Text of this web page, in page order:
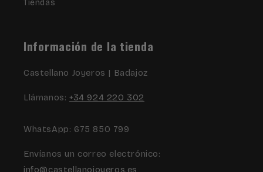
Tiendas
Información de la tienda
Castellano Joyeros | Badajoz
Llámanos: +34 924 220 302
WhatsApp: 675 850 799
Envíanos un correo electrónico:
info@castellanojoyeros.es